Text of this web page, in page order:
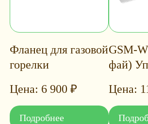
Фланец для газовой
горелки
6 900 ₽
Подробнее
GSM-
фай)